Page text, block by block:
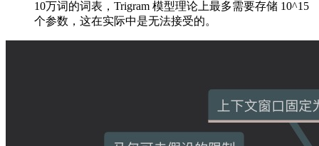
10万词的词表，Trigram 模型理论上最多需要存储 10^15
个参数，这在实际中是无法接受的。